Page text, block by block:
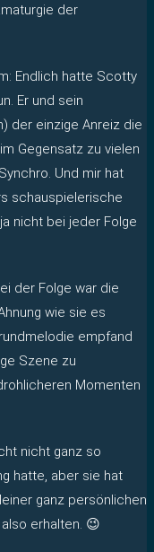
der
Endlich hatte Scotty
Er und sein
der einzige Anreiz die
Gegensatz zu vielen
Und mir hat
schauspielerische
nicht bei jeder Folge
der Folge war die
wie sie es
empfand
Szene zu
Momenten
nicht ganz so
hatte, aber sie hat
ganz persönlichen
erhalten. 😉